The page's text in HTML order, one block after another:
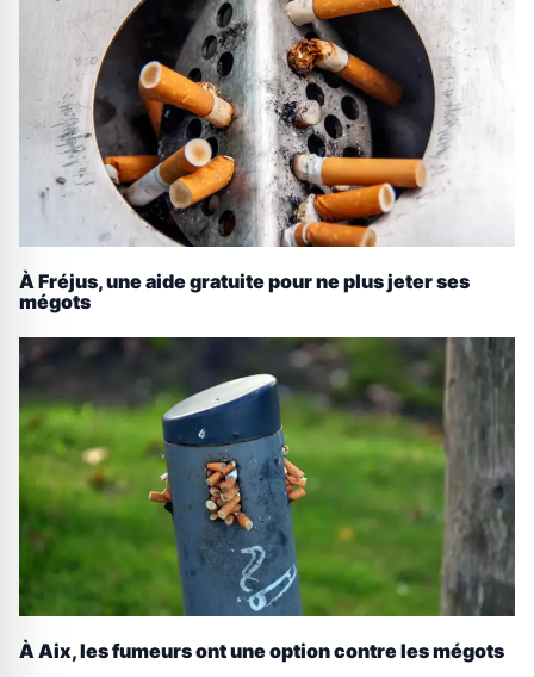
À Fréjus, une aide gratuite pour ne plus jeter ses
mégots
À Aix, les fumeurs ont une option contre les mégots